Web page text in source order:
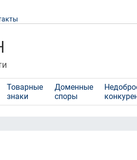
Товарные
знаки
Доменные
споры